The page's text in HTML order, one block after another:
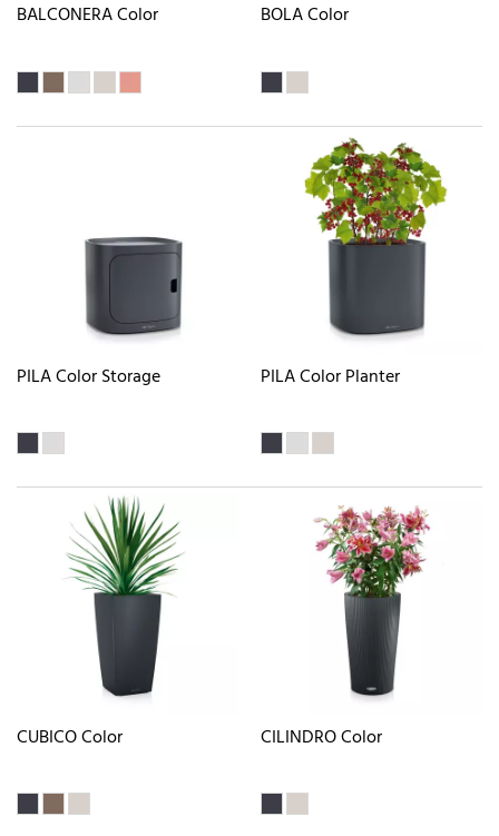
BALCONERA Color BOLA Color
PILA Color Storage PILA Color Planter
CUBICO Color CILINDRO Color